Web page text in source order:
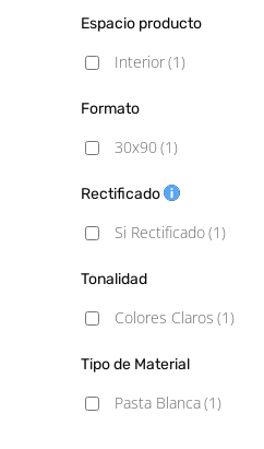
Espacio producto
Interior(1)
Formato
30x90 (1)
Rectificado
Si Rectificado(1)
Tonalidad
Colores Claros (1)
Tipo de Material
Pasta Blanca(1)